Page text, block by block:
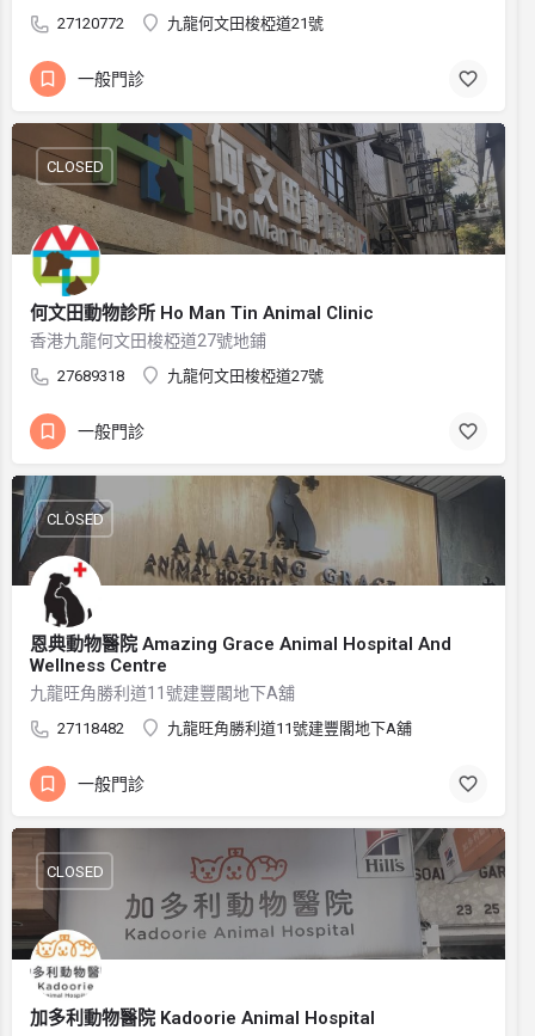
27120772 九龍何文田梭椏道21號
一般門診
何文田動物診所 Ho Man Tin Animal Clinic
香港九龍何文田梭椏道27號地鋪
27689318 九龍何文田梭椏道27號
CLOSED
一般門診
恩典動物醫院 Amazing Grace Animal Hospital And
Wellness Centre
九龍旺角勝利道11號建豐閣地下A舖
27118482 九龍旺角勝利道11號建豐閣地下A舖
CLOSED
一般門診
加多利動物醫院 Kadoorie Animal Hospital
CLOSED